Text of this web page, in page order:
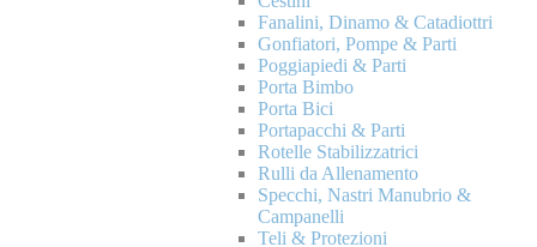
Fanalini, Dinamo & Catadiottri
Gonfiatori, Pompe & Parti
Poggiapiedi & Parti
Porta Bimbo
Porta Bici
Portapacchi & Parti
Rotelle Stabilizzatrici
Rulli da Allenamento
Specchi, Nastri Manubrio &
Campanelli
Teli & Protezioni